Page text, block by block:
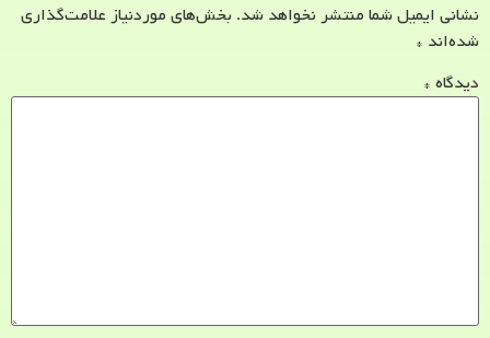
نشانی ایمیل شما منتشر نخواهد شد. بخش‌های موردنیاز علامت‌گذاری
شده‌اند *
دیدگاه *